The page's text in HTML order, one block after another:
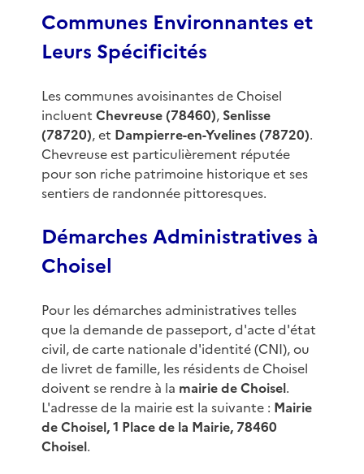
Communes Environnantes et
Leurs Spécificités
Les communes avoisinantes de Choisel
incluent Chevreuse (78460), Senlisse
(78720), et Dampierre-en-Yvelines (78720).
Chevreuse est particulièrement réputée
pour son riche patrimoine historique et ses
sentiers de randonnée pittoresques.
Démarches Administratives à
Choisel
Pour les démarches administratives telles
que la demande de passeport, d'acte d'état
civil, de carte nationale d'identité (CNI), ou
de livret de famille, les résidents de Choisel
doivent se rendre à la mairie de Choisel.
L'adresse de la mairie est la suivante : Mairie
de Choisel, 1 Place de la Mairie, 78460
Choisel.